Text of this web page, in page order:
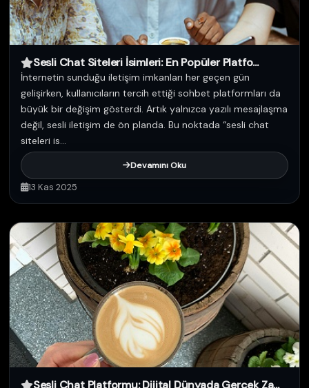
Sesli Chat Siteleri İsimleri: En Popüler Platfo...
İnternetin sunduğu iletişim imkanları her geçen gün
gelişirken, kullanıcıların tercih ettiği sohbet platformları da
büyük bir değişim gösterdi. Artık yalnızca yazılı mesajlaşma
değil, sesli iletişim de ön planda. Bu noktada “sesli chat
siteleri is...
Devamını Oku
13 Kas 2025
Sesli Chat Platformu: Dijital Dünyada Gerçek Za...